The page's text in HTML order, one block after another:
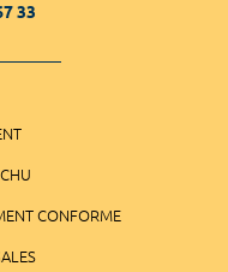
33
CONFORME